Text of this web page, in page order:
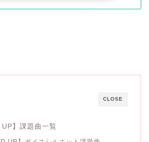
CLOSE
UP】課題曲一覧